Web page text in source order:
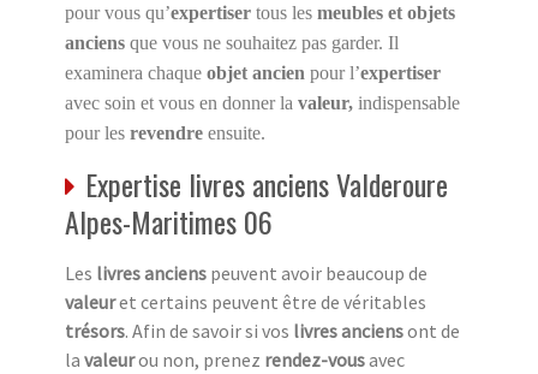
pour vous qu’expertiser tous les meubles et objets
anciens que vous ne souhaitez pas garder. Il
examinera chaque objet ancien pour l’expertiser
avec soin et vous en donner la valeur, indispensable
pour les revendre ensuite.
Expertise livres anciens Valderoure
Alpes-Maritimes 06
Les livres anciens peuvent avoir beaucoup de
valeuret certains peuvent être de véritables
trésors. Afin de savoir si vos livres anciensont de
la valeurou non, prenez rendez-vousavec